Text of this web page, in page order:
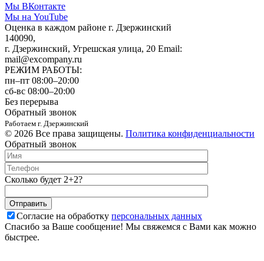
Мы ВКонтакте
Мы на YouTube
Оценка в каждом районе г. Дзержинский
140090,
г. Дзержинский, Угрешская улица, 20 Email:
mail@excompany.ru
РЕЖИМ РАБОТЫ:
пн–пт 08:00–20:00
сб-вс 08:00–20:00
Без перерыва
Обратный звонок
Работаем г. Дзержинский
© 2026 Все права защищены. Политика конфиденциальности
Обратный звонок
Сколько будет 2+2?
Согласие на обработку персональных данных
Спасибо за Ваше сообщение! Мы свяжемся с Вами как можно
быстрее.